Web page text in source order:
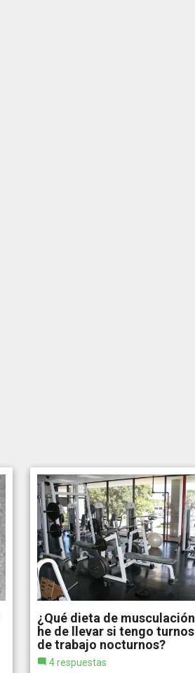
¿Qué dieta de musculación
he de llevar si tengo turnos
de trabajo nocturnos?
4 respuestas